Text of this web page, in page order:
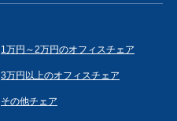
1万円～2万円のオフィスチェア
3万円以上のオフィスチェア
その他チェア